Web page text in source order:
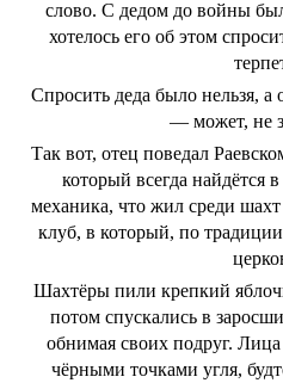
слово. С дедом до войны
хотелось его об этом
Спросить деда было нельзя, а
— может, не
Так вот, отец поведал
который всегда найдётся
механика, что жил среди
клуб, в который, по
Шахтёры пили крепкий
потом спускались в
обнимая своих подруг.
чёрными точками угля,